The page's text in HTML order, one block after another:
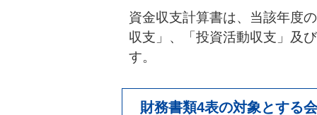
資金収支計算書は、当該年度
収支」、「投資活動収支」及
す。
財務書類4表の対象とする